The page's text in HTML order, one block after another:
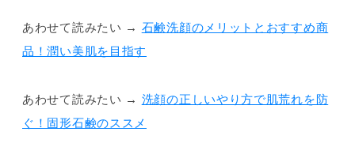
あわせて読みたい → 石鹸洗顔のメリットとおすすめ商
品！潤い美肌を目指す
あわせて読みたい → 洗顔の正しいやり方で肌荒れを防
ぐ！固形石鹸のススメ